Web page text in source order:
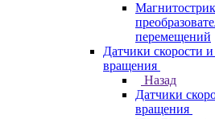
перемещений
Датчики скорости
вращения
Назад
Датчики
вращения